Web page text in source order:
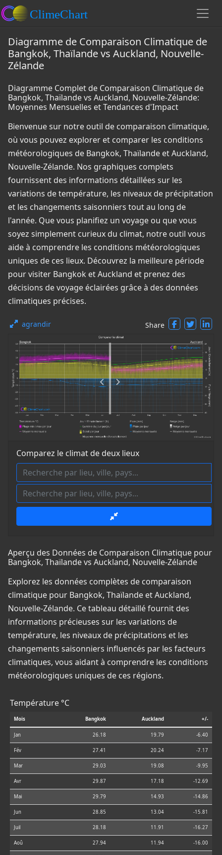
Diagramme de Comparaison Climatique de
Bangkok, Thaïlande vs Auckland, Nouvelle-
Zélande
Diagramme Complet de Comparaison Climatique de
Bangkok, Thaïlande vs Auckland, Nouvelle-Zélande:
Moyennes Mensuelles et Tendances d'Impact
Bienvenue sur notre outil de comparaison climatique,
où vous pouvez explorer et comparer les conditions
météorologiques de Bangkok, Thaïlande et Auckland,
Nouvelle-Zélande. Nos graphiques complets
fournissent des informations détaillées sur les
variations de température, les niveaux de précipitation
et les changements saisonniers tout au long de
l'année. Que vous planifiez un voyage ou que vous
soyez simplement curieux du climat, notre outil vous
aide à comprendre les conditions météorologiques
uniques de ces lieux. Découvrez la meilleure période
pour visiter Bangkok et Auckland et prenez des
décisions de voyage éclairées grâce à des données
climatiques précises.
agrandir Share
Comparez le climat de deux lieux
Aperçu des Données de Comparaison Climatique pour
Bangkok, Thaïlande vs Auckland, Nouvelle-Zélande
Explorez les données complètes de comparaison
climatique pour Bangkok, Thaïlande et Auckland,
Nouvelle-Zélande. Ce tableau détaillé fournit des
informations précieuses sur les variations de
température, les niveaux de précipitations et les
changements saisonniers influencés par les facteurs
climatiques, vous aidant à comprendre les conditions
météorologiques uniques de ces régions.
Température °C
Mois Bangkok Auckland +/-
Jan 26.18 19.79 -6.40
Fév 27.41 20.24 -7.17
Mar 29.03 19.08 -9.95
Avr 29.87 17.18 -12.69
Mai 29.79 14.93 -14.86
Jun 28.85 13.04 -15.81
Juil 28.18 11.91 -16.27
Aoû 27.94 11.94 -16.00